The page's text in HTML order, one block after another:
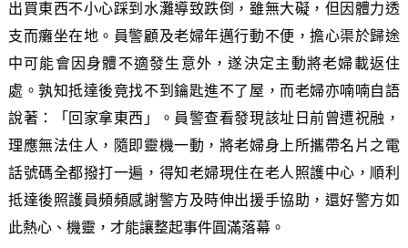
出買東西不小心踩到水灘導致跌倒，雖無大礙，但因體力透
支而癱坐在地。員警顧及老婦年邁行動不便，擔心渠於歸途
中可能會因身體不適發生意外，遂決定主動將老婦載返住
處。孰知抵達後竟找不到鑰匙進不了屋，而老婦亦喃喃自語
說著：「回家拿東西」。員警查看發現該址日前曾遭祝融，
理應無法住人，隨即靈機一動，將老婦身上所攜帶名片之電
話號碼全都撥打一遍，得知老婦現住在老人照護中心，順利
抵達後照護員頻頻感謝警方及時伸出援手協助，還好警方如
此熱心、機靈，才能讓整起事件圓滿落幕。